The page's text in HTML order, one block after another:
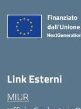
Link Esterni
MIUR